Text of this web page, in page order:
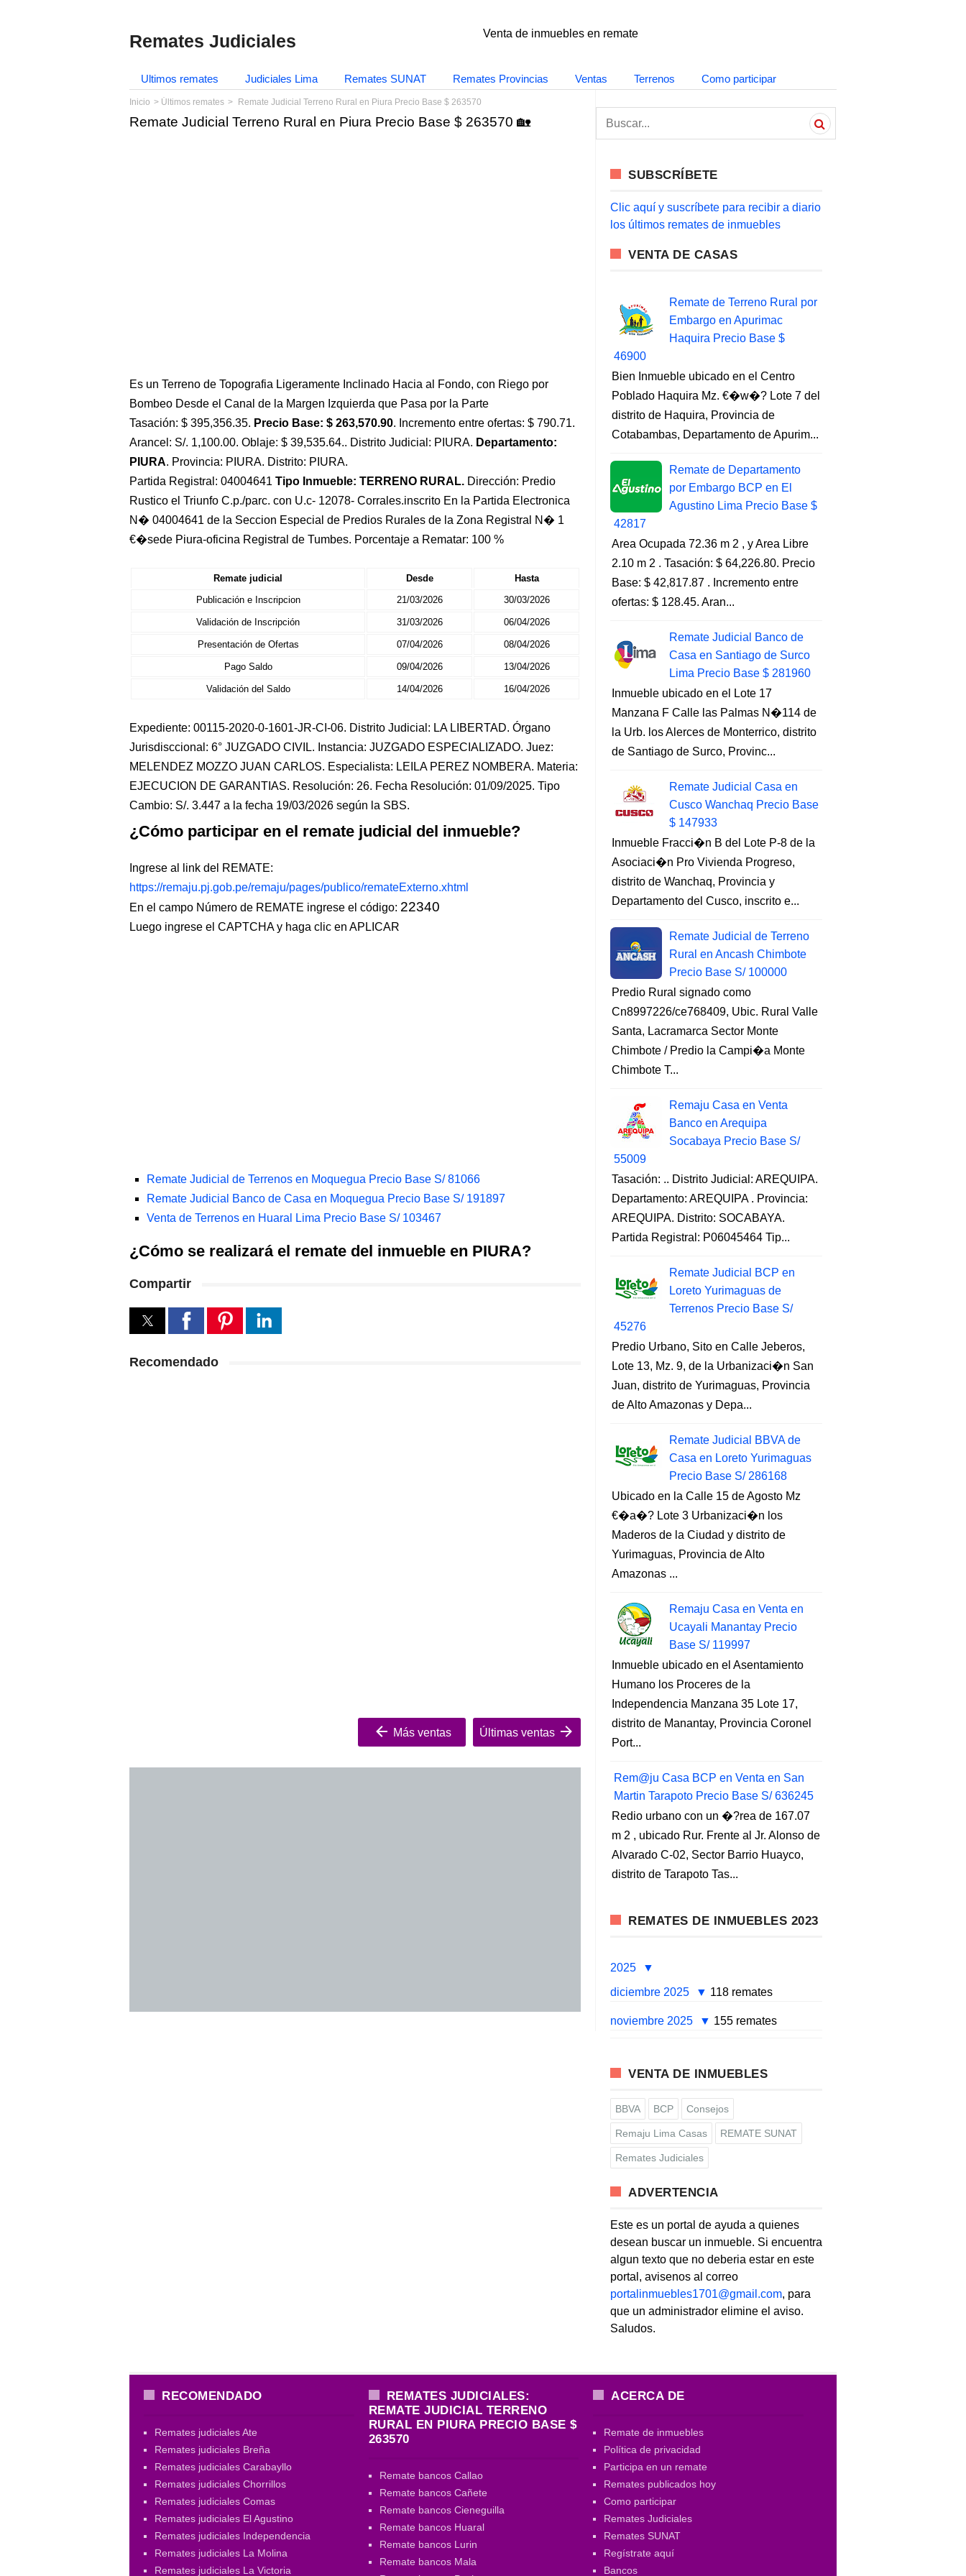
Remates Judiciales Venta de inmuebles en remate
Ultimos remates Judiciales Lima Remates SUNAT Remates Provincias Ventas Terrenos Como participar
Inicio Últimos remates Remate Judicial Terreno Rural en Piura Precio Base $ 263570
Remate Judicial Terreno Rural en Piura Precio Base $ 263570 🏡
Es un Terreno de Topografia Ligeramente Inclinado Hacia al Fondo, con Riego por
Bombeo Desde el Canal de la Margen Izquierda que Pasa por la Parte
Tasación: $ 395,356.35. Precio Base: $ 263,570.90. Incremento entre ofertas: $ 790.71.
Arancel: S/. 1,100.00. Oblaje: $ 39,535.64.. Distrito Judicial: PIURA. Departamento:
PIURA. Provincia: PIURA. Distrito: PIURA.
Partida Registral: 04004641 Tipo Inmueble: TERRENO RURAL. Dirección: Predio
Rustico el Triunfo C.p./parc. con U.c- 12078- Corrales.inscrito En la Partida Electronica
N� 04004641 de la Seccion Especial de Predios Rurales de la Zona Registral N� 1
€�sede Piura-oficina Registral de Tumbes. Porcentaje a Rematar: 100 %
Remate judicial Desde
Hasta
Publicación e Inscripcion
21/03/2026 30/03/2026
Validación de Inscripción 31/03/2026 06/04/2026
Presentación de Ofertas 07/04/2026 08/04/2026
Pago Saldo 09/04/2026 13/04/2026
Validación del Saldo 14/04/2026 16/04/2026
Expediente: 00115-2020-0-1601-JR-CI-06. Distrito Judicial: LA LIBERTAD. Órgano
Jurisdisccional: 6° JUZGADO CIVIL. Instancia: JUZGADO ESPECIALIZADO. Juez:
MELENDEZ MOZZO JUAN CARLOS. Especialista: LEILA PEREZ NOMBERA. Materia:
EJECUCION DE GARANTIAS. Resolución: 26. Fecha Resolución: 01/09/2025. Tipo
Cambio: S/. 3.447 a la fecha 19/03/2026 según la SBS.
¿Cómo participar en el remate judicial del inmueble?
Ingrese al link del REMATE:
https://remaju.pj.gob.pe/remaju/pages/publico/remateExterno.xhtml
En el campo Número de REMATE ingrese el código: 22340
Luego ingrese el CAPTCHA y haga clic en APLICAR
Remate Judicial de Terrenos en Moquegua Precio Base S/ 81066
Remate Judicial Banco de Casa en Moquegua Precio Base S/ 191897
Venta de Terrenos en Huaral Lima Precio Base S/ 103467
¿Cómo se realizará el remate del inmueble en PIURA?
Compartir
Recomendado
Más ventas Últimas ventas
a
SUBSCRÍBETE
Clic aquí y suscríbete para recibir a diario
los últimos remates de inmuebles
VENTA DE CASAS
Remate de Terreno Rural por
Embargo en Apurimac
Haquira Precio Base $
46900
Bien Inmueble ubicado en el Centro
Poblado Haquira Mz. €�w�? Lote 7 del
distrito de Haquira, Provincia de
Cotabambas, Departamento de Apurim...
Remate de Departamento
por Embargo BCP en El
Agustino Lima Precio Base $
42817
Area Ocupada 72.36 m 2 , y Area Libre
2.10 m 2 . Tasación: $ 64,226.80. Precio
Base: $ 42,817.87 . Incremento entre
ofertas: $ 128.45. Aran...
Remate Judicial Banco de
Casa en Santiago de Surco
Lima Precio Base $ 281960
Inmueble ubicado en el Lote 17
Manzana F Calle las Palmas N�114 de
la Urb. los Alerces de Monterrico, distrito
de Santiago de Surco, Provinc...
Remate Judicial Casa en
Cusco Wanchaq Precio Base
$ 147933
Inmueble Fracci�n B del Lote P-8 de la
Asociaci�n Pro Vivienda Progreso,
distrito de Wanchaq, Provincia y
Departamento del Cusco, inscrito e...
Remate Judicial de Terreno
Rural en Ancash Chimbote
Precio Base S/ 100000
Predio Rural signado como
Cn8997226/ce768409, Ubic. Rural Valle
Santa, Lacramarca Sector Monte
Chimbote / Predio la Campi�a Monte
Chimbote T...
Remaju Casa en Venta
Banco en Arequipa
Socabaya Precio Base S/
55009
Tasación: .. Distrito Judicial: AREQUIPA.
Departamento: AREQUIPA . Provincia:
AREQUIPA. Distrito: SOCABAYA.
Partida Registral: P06045464 Tip...
Remate Judicial BCP en
Loreto Yurimaguas de
Terrenos Precio Base S/
45276
Predio Urbano, Sito en Calle Jeberos,
Lote 13, Mz. 9, de la Urbanizaci�n San
Juan, distrito de Yurimaguas, Provincia
de Alto Amazonas y Depa...
Remate Judicial BBVA de
Casa en Loreto Yurimaguas
Precio Base S/ 286168
Ubicado en la Calle 15 de Agosto Mz
€�a�? Lote 3 Urbanizaci�n los
Maderos de la Ciudad y distrito de
Yurimaguas, Provincia de Alto
Amazonas ...
Remaju Casa en Venta en
Ucayali Manantay Precio
Base S/ 119997
Inmueble ubicado en el Asentamiento
Humano los Proceres de la
Independencia Manzana 35 Lote 17,
distrito de Manantay, Provincia Coronel
Port...
Rem@ju Casa BCP en Venta en San
Martin Tarapoto Precio Base S/ 636245
Redio urbano con un �?rea de 167.07
m 2 , ubicado Rur. Frente al Jr. Alonso de
Alvarado C-02, Sector Barrio Huayco,
distrito de Tarapoto Tas...
REMATES DE INMUEBLES 2023
2025
diciembre 2025
118 remates
noviembre 2025 155 remates
VENTA DE INMUEBLES
BBVA BCP Consejos
Remaju Lima Casas REMATE SUNAT
Remates Judiciales
ADVERTENCIA
Este es un portal de ayuda a quienes
desean buscar un inmueble. Si encuentra
algun texto que no deberia estar en este
portal, avisenos al correo
portalinmuebles1701@gmail.com, para
que un administrador elimine el aviso.
Saludos.
RECOMENDADO
Remates judiciales Ate
Remates judiciales Breña
Remates judiciales Carabayllo
Remates judiciales Chorrillos
Remates judiciales Comas
Remates judiciales El Agustino
Remates judiciales Independencia
Remates judiciales La Molina
Remates judiciales La Victoria
REMATES JUDICIALES:
REMATE JUDICIAL TERRENO
RURAL EN PIURA PRECIO BASE $
263570
Remate bancos Callao
Remate bancos Cañete
Remate bancos Cieneguilla
Remate bancos Huaral
Remate bancos Lurin
Remate bancos Mala
ACERCA DE
Remate de inmuebles
Política de privacidad
Participa en un remate
Remates publicados hoy
Como participar
Remates Judiciales
Remates SUNAT
Regístrate aquí
Bancos